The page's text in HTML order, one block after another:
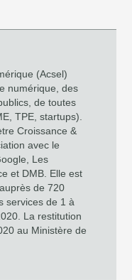
(Acsel)
numérique, des
de toutes
TPE, startups).
Croissance &
avec le
Les
et DMB. Elle est
de 720
services de 1 à
La restitution
au Ministère de